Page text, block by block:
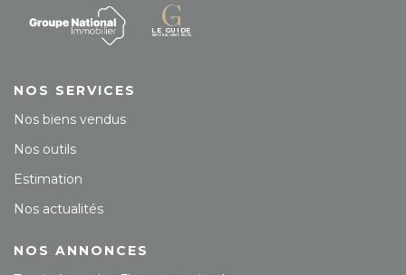
NOS SERVICES
Nos biens vendus
Nos outils
Estimation
Nos actualités
NOS ANNONCES